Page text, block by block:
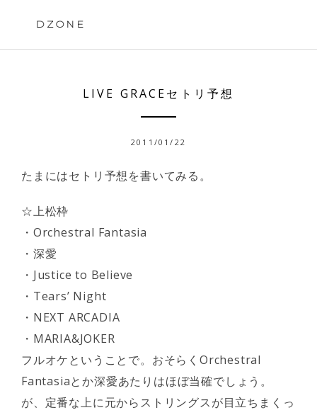
DZONE
LIVE GRACEセトリ予想
2011/01/22
たまにはセトリ予想を書いてみる。
☆上松枠
・Orchestral Fantasia
・深愛
・Justice to Believe
・Tears’ Night
・NEXT ARCADIA
・MARIA&JOKER
フルオケということで。おそらくOrchestral
Fantasiaとか深愛あたりはほぼ当確でしょう。
が、定番な上に元からストリングスが目立ちまくっ